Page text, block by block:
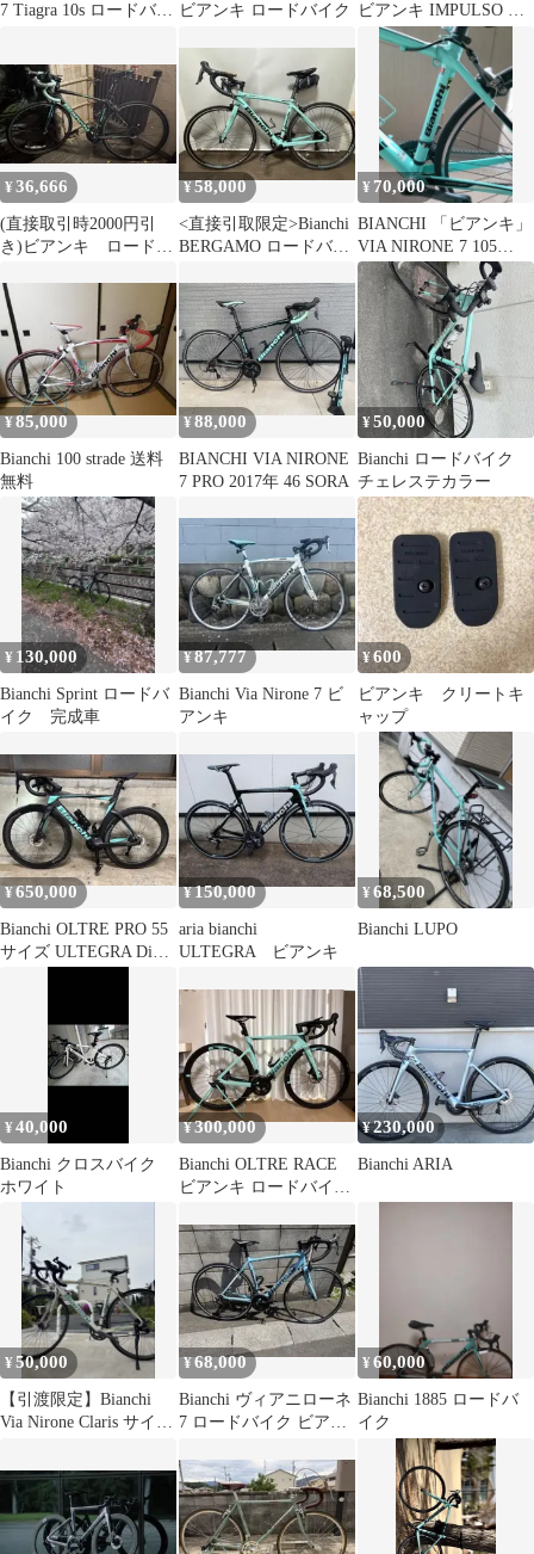
7 Tiagra 10s ロードバイ ビアンキ ロードバイク
ビアンキ IMPULSO サ
イズ44 10速105
¥36,666
(直接取引時2000円引
き)ビアンキ ロードバ
¥58,000
<直接引取限定>Bianchi
BERGAMO ロードバイ
¥ 70,000
BIANCHI 「ビアンキ」
VIA NIRONE 7 105
2023年モデ…
¥85,000
Bianchi 100 strade 送料
無料
¥88,000
BIANCHI VIA NIRONE
7 PRO 2017年 46 SORA
¥50,000
Bianchi ロードバイク
チェレステカラー
¥ 130,000
Bianchi Sprint ロードバ
イク 完成車
¥87,777
Bianchi Via Nirone 7 ビ
アンキ
¥600
ビアンキ クリートキ
ャップ
¥650,000
Bianchi OLTRE PRO 55
サイズ ULTEGRA Di2
¥150,000
aria bianchi
ULTEGRA ビアンキ
¥68,500
Bianchi LUPO
¥40,000
Bianchi クロスバイク
ホワイト
¥300,000
Bianchi OLTRE RACE
ビアンキ ロードバイク
¥230,000
Bianchi ARIA
¥50,000
【引渡限定】Bianchi
Via Nirone Claris サイズ
¥68,000
Bianchi ヴィアニローネ
7 ロードバイク ビアン
¥60,000
Bianchi 1885 ロードバ
イク